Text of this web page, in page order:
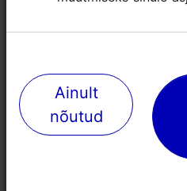
Ainult
nõutud
Ainult
nõutud